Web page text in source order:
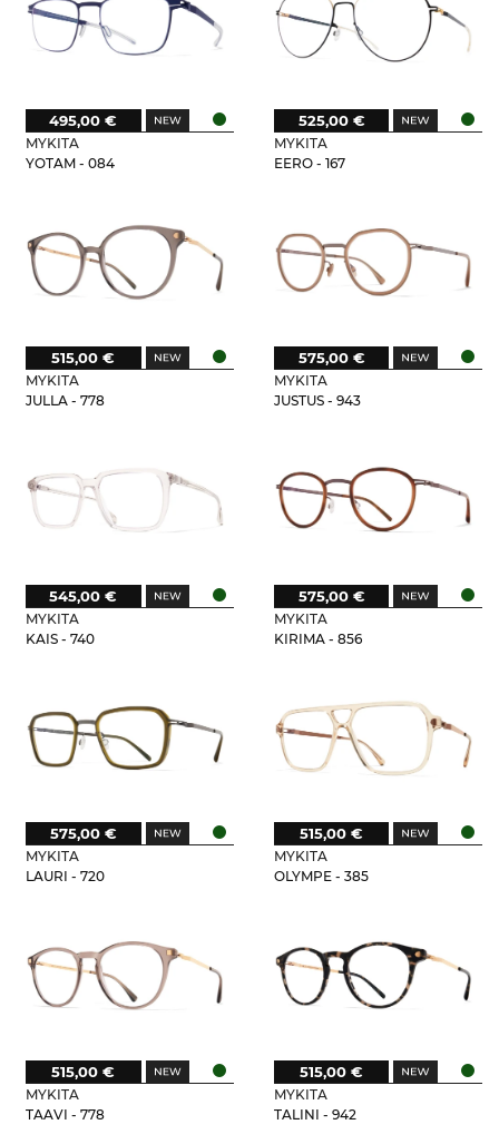
MYKITA
YOTAM - 084
495,00 €
MYKITA
EERO - 167
525,00 €
MYKITA
JULLA - 778
515,00 €
MYKITA
JUSTUS - 943
575,00 €
MYKITA
KAIS - 740
545,00 €
MYKITA
KIRIMA - 856
575,00 €
MYKITA
LAURI - 720
575,00 €
MYKITA
OLYMPE - 385
515,00 €
MYKITA
TAAVI - 778
515,00 €
MYKITA
TALINI - 942
515,00 €